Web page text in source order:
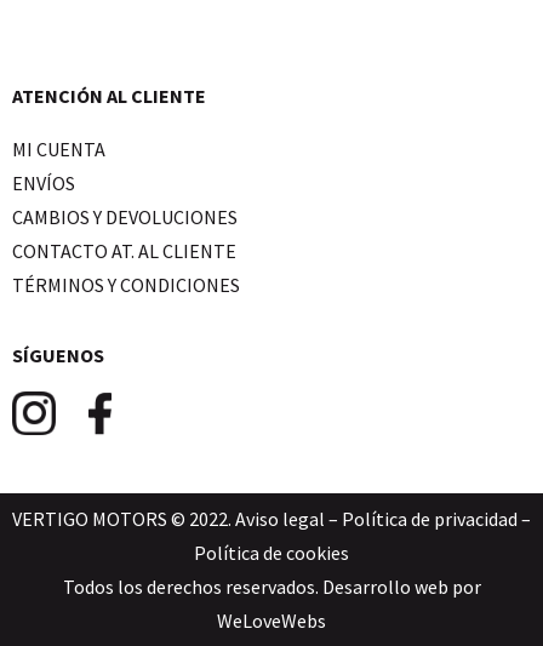
ATENCIÓN AL CLIENTE
MI CUENTA
ENVÍOS
CAMBIOS Y DEVOLUCIONES
CONTACTO AT. AL CLIENTE
TÉRMINOS Y CONDICIONES
SÍGUENOS
VERTIGO MOTORS © 2022. Aviso legal – Política de privacidad –
Política de cookies
Todos los derechos reservados. Desarrollo web por
WeLoveWebs